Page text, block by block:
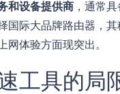
和设备提供商 ，通常
国际大品牌路由器，
网体验方面现突出。
工具的局